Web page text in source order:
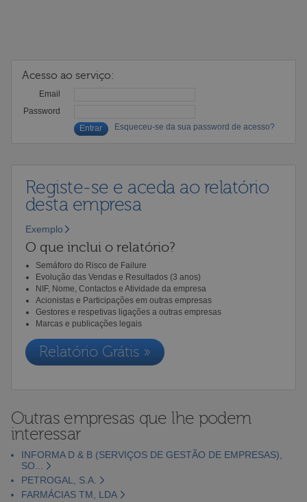
Acesso ao serviço:
Email
Password
Esqueceu-se da sua password de acesso?
Registe-se e aceda ao relatório
desta empresa
Exemplo
O que inclui o relatório?
Semáforo do Risco de Failure
Evolução das Vendas e Resultados (3 anos)
NIF, Nome, Contactos e Atividade da empresa
Acionistas e Participações em outras empresas
Gestores e respetivas ligações a outras empresas
Marcas e publicações legais
Relatório Grátis »
Outras empresas que lhe podem
interessar
INFORMA D & B (SERVIÇOS DE GESTÃO DE EMPRESAS),
SO...
PETROGAL, S.A.
FARMÁCIAS TM, LDA